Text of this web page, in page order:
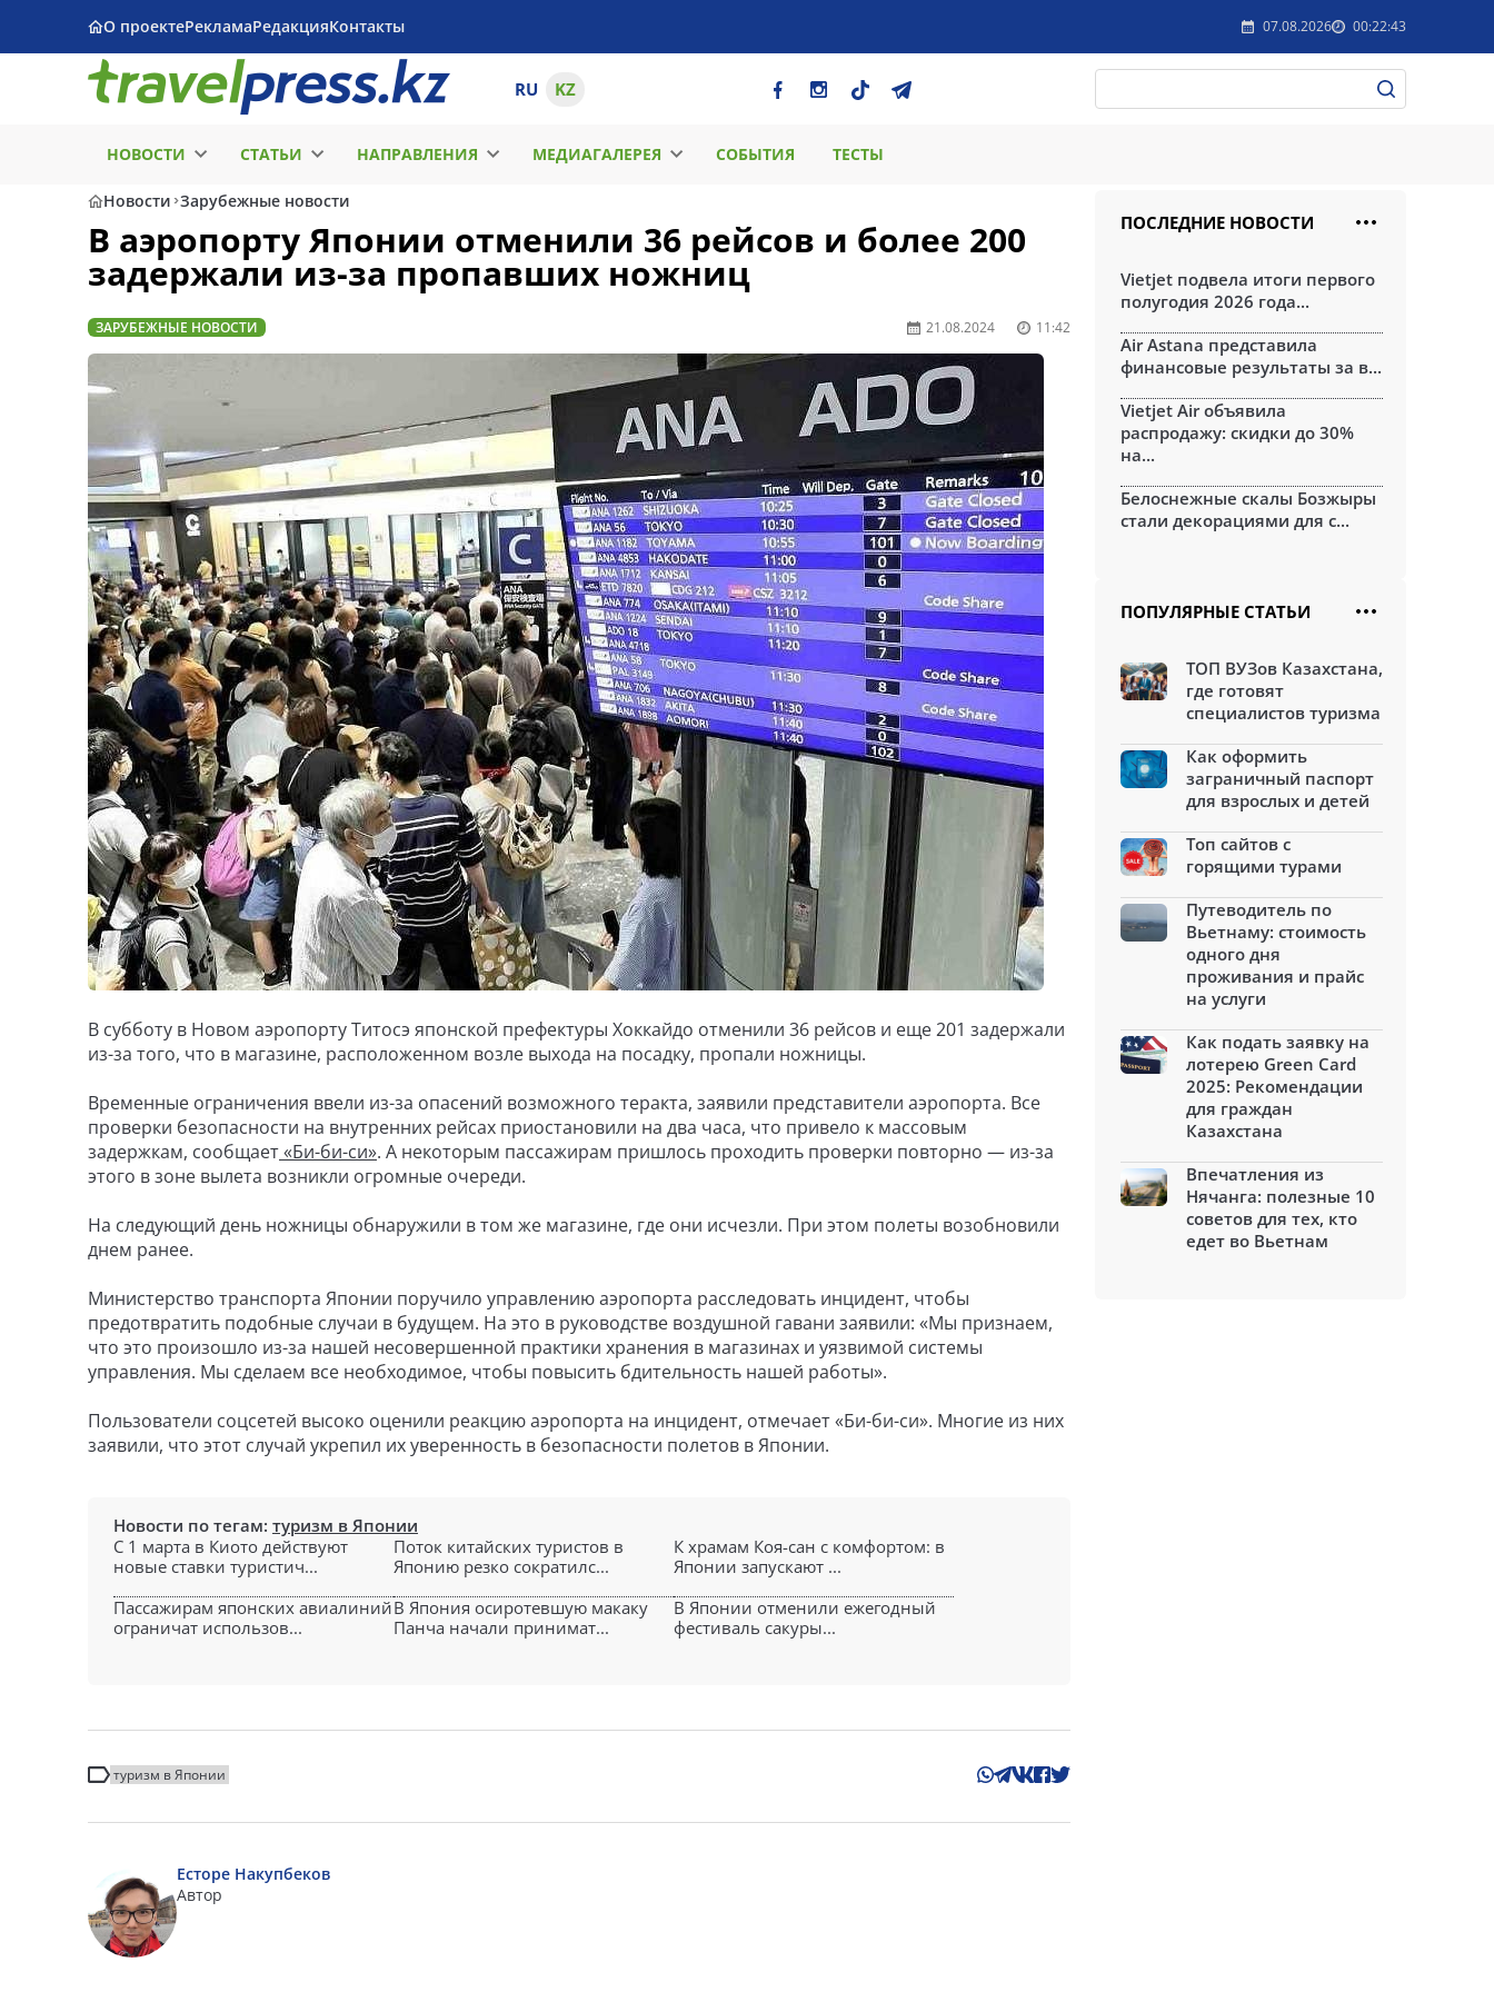
О проектеРекламаРедакцияКонтакты 07.08.2026 00:22:43
RU KZ
НОВОСТИ СТАТЬИ НАПРАВЛЕНИЯ МЕДИАГАЛЕРЕЯ СОБЫТИЯ ТЕСТЫ
Новости Зарубежные новости
В аэропорту Японии отменили 36 рейсов и более 200
задержали из-за пропавших ножниц
ЗАРУБЕЖНЫЕ НОВОСТИ 21.08.2024 11:42
В субботу в Новом аэропорту Титосэ японской префектуры Хоккайдо отменили 36 рейсов и еще 201 задержали
из-за того, что в магазине, расположенном возле выхода на посадку, пропали ножницы.
Временные ограничения ввели из-за опасений возможного теракта, заявили представители аэропорта. Все
проверки безопасности на внутренних рейсах приостановили на два часа, что привело к массовым
задержкам, сообщает«Би-би-си». А некоторым пассажирам пришлось проходить проверки повторно — из-за
этого в зоне вылета возникли огромные очереди.
На следующий день ножницы обнаружили в том же магазине, где они исчезли. При этом полеты возобновили
днем ранее.
Министерство транспорта Японии поручило управлению аэропорта расследовать инцидент, чтобы
предотвратить подобные случаи в будущем. На это в руководстве воздушной гавани заявили: «Мы признаем,
что это произошло из-за нашей несовершенной практики хранения в магазинах и уязвимой системы
управления. Мы сделаем все необходимое, чтобы повысить бдительность нашей работы».
Пользователи соцсетей высоко оценили реакцию аэропорта на инцидент, отмечает «Би-би-си». Многие из них
заявили, что этот случай укрепил их уверенность в безопасности полетов в Японии.
Новости по тегам: туризм в Японии
С 1 марта в Киото действуют
новые ставки туристич...
Поток китайских туристов в
Японию резко сократилс...
К храмам Коя-сан с комфортом: в
Японии запускают ...
Пассажирам японских авиалиний
ограничат использов...
В Япония осиротевшую макаку
Панча начали принимат...
В Японии отменили ежегодный
фестиваль сакуры...
туризм в Японии
Есторе Накупбеков
Автор
ПОСЛЕДНИЕ НОВОСТИ
Vietjet подвела итоги первого
полугодия 2026 года...
Air Astana представила
финансовые результаты за в...
Vietjet Air объявила
распродажу: скидки до 30%
на...
Белоснежные скалы Бозжыры
стали декорациями для с...
ПОПУЛЯРНЫЕ СТАТЬИ
ТОП ВУЗов Казахстана,
где готовят
специалистов туризма
Как оформить
заграничный паспорт
для взрослых и детей
Топ сайтов с
горящими турами
Путеводитель по
Вьетнаму: стоимость
одного дня
проживания и прайс
на услуги
Как подать заявку на
лотерею Green Card
2025: Рекомендации
для граждан
Казахстана
Впечатления из
Нячанга: полезные 10
советов для тех, кто
едет во Вьетнам